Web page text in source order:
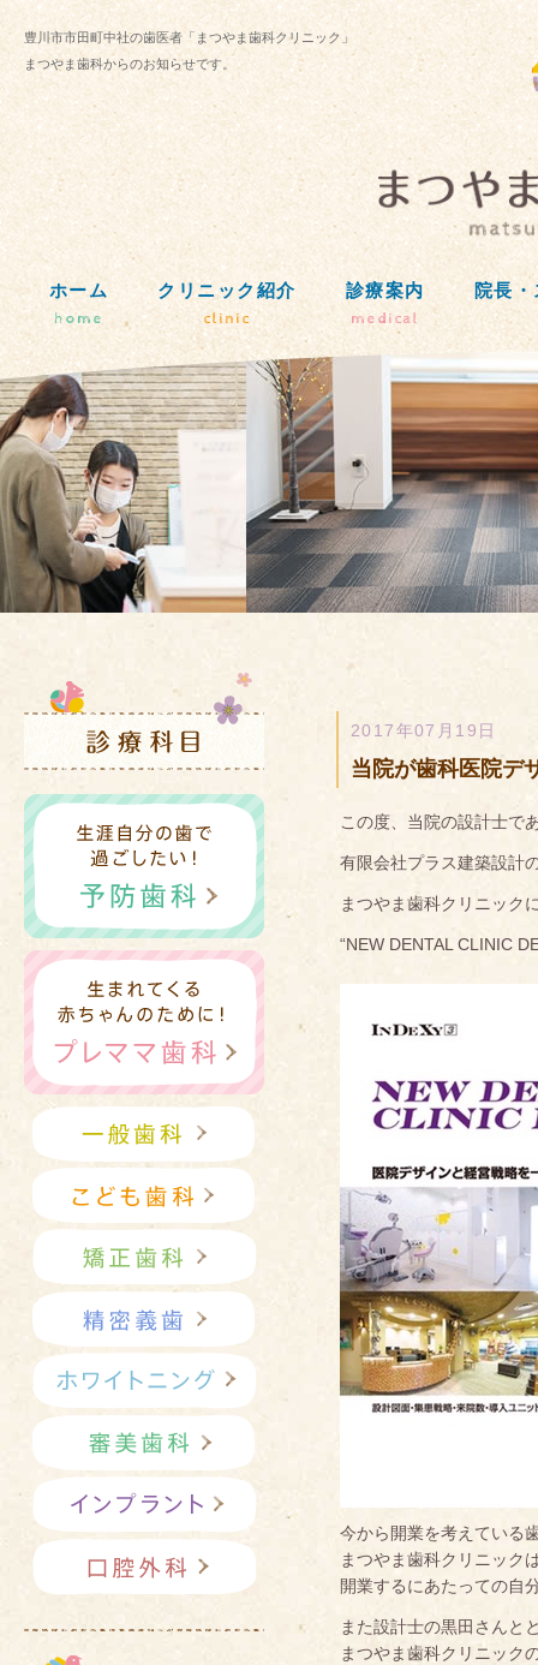
豊川市市田町中社の歯医者「まつやま歯科クリニック」
まつやま歯科からのお知らせです。
ホーム
home
クリニック紹介
clinic
診療案内
medical
院長
2017年07月19日
当院が歯科医院デ
この度、当院の設計士で
有限会社プラス建築設計
まつやま歯科クリニック
“NEW DENTAL CLINIC
今から開業を考えている
まつやま歯科クリニック
開業するにあたっての自
また設計士の黒田さんと
まつやま歯科クリニック